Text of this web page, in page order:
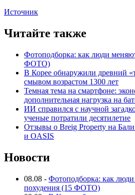
Источник
Читайте также
Фотоподборка: как люди
ФОТО)
В Корее обнаружили древний
смывом возрастом 1300 лет
Темная тема на смартфоне:
дополнительная нагрузка на
ИИ справился с научной
ученые потратили десятилетие
Отзывы о Breig Property на
и OASIS
Новости
08.08 - Фотоподборка: как
похудения (15 ФОТО)